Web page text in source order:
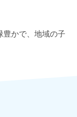
豊かで、地域の子